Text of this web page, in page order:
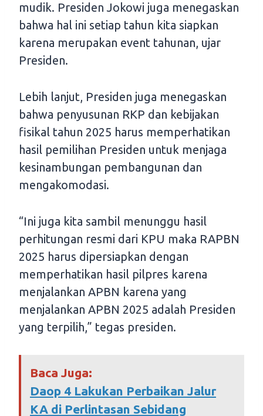
mudik. Presiden Jokowi juga menegaskan
bahwa hal ini setiap tahun kita siapkan
karena merupakan event tahunan, ujar
Presiden.
Lebih lanjut, Presiden juga menegaskan
bahwa penyusunan RKP dan kebijakan
fisikal tahun 2025 harus memperhatikan
hasil pemilihan Presiden untuk menjaga
kesinambungan pembangunan dan
mengakomodasi.
“Ini juga kita sambil menunggu hasil
perhitungan resmi dari KPU maka RAPBN
2025 harus dipersiapkan dengan
memperhatikan hasil pilpres karena
menjalankan APBN karena yang
menjalankan APBN 2025 adalah Presiden
yang terpilih,” tegas presiden.
Baca Juga:
Daop 4 Lakukan Perbaikan Jalur
KA di Perlintasan Sebidang